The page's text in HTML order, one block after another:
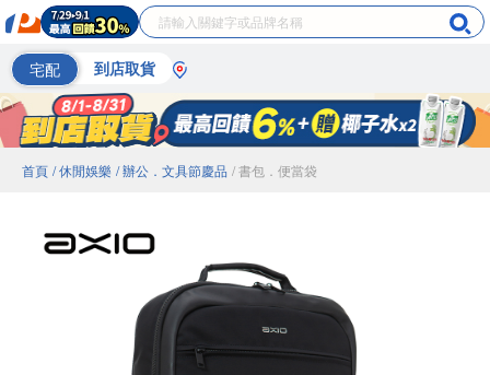
宅配 到店取貨
首頁 / 休閒娛樂 / 辦公．文具節慶品 / 書包．便當袋